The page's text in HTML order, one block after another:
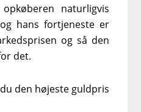
naturligvis
hans fortjeneste er
og så den
det.